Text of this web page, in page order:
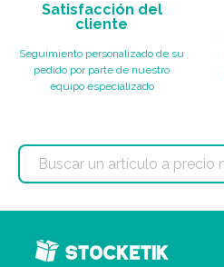
Satisfacción del
cliente
Seguimiento personalizado de su
pedido por parte de nuestro
equipo especializado